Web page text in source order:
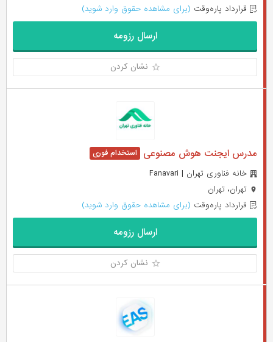
قرارداد پاره‌وقت (برای مشاهده حقوق وارد شوید)
ارسال رزومه
نشان کردن
مدرس ایجنت هوش مصنوعی
خانه فناوری تهران | Fanavari
تهران، تهران
قرارداد پاره‌وقت (برای مشاهده حقوق وارد شوید)
ارسال رزومه
نشان کردن